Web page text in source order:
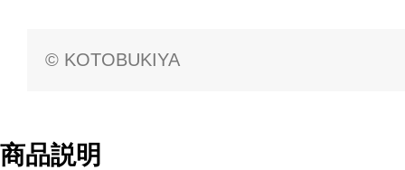
© KOTOBUKIYA
商品説明